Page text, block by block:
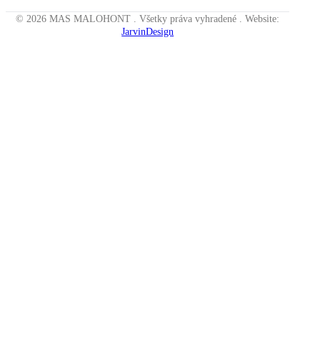
© 2026 MAS MALOHONT . Všetky práva vyhradené . Website:
JarvinDesign